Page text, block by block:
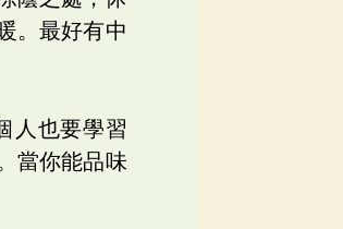
。最好有中
人也要學習
當你能品味